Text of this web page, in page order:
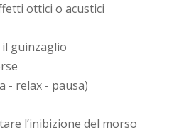
ottici o acustici
guinzaglio
- relax - pausa)
l’inibizione del morso